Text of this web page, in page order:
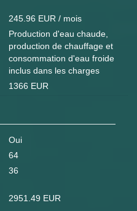
245.96 EUR / mois
Production d'eau chaude,
production de chauffage et
consommation d'eau froide
inclus dans les charges
1366 EUR
Oui
64
36
2951.49 EUR